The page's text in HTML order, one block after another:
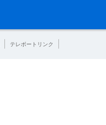
テレボートリンク